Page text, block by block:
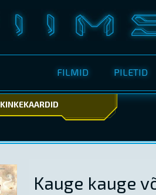
FILMID PILETID
KINKEKAARDID
Kauge kauge